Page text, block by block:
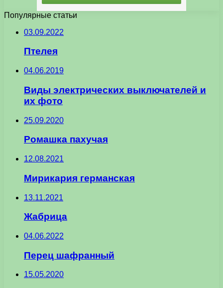
Популярные статьи
03.09.2022
Птелея
04.06.2019
Виды электрических выключателей и
их фото
25.09.2020
Ромашка пахучая
12.08.2021
Мирикария германская
13.11.2021
Жабрица
04.06.2022
Перец шафранный
15.05.2020